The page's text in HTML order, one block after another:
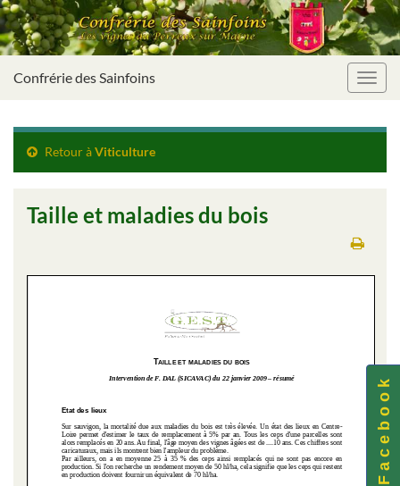
Confrérie des Sainfoins
Retour àViticulture
Taille et maladies du bois
F a c e b o o k